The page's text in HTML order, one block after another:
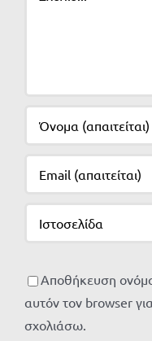
Αποθήκευση
αυτόν τον browser
σχολιάσω.